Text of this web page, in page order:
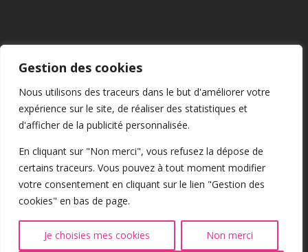
Gestion des cookies
Nous utilisons des traceurs dans le but d'améliorer votre
expérience sur le site, de réaliser des statistiques et
d'afficher de la publicité personnalisée.
En cliquant sur "Non merci", vous refusez la dépose de
certains traceurs. Vous pouvez à tout moment modifier
votre consentement en cliquant sur le lien "Gestion des
cookies" en bas de page.
Je choisies mes cookies Non merci
CGU
Confidentialité
Cookies
@2026 Tous droits réservés